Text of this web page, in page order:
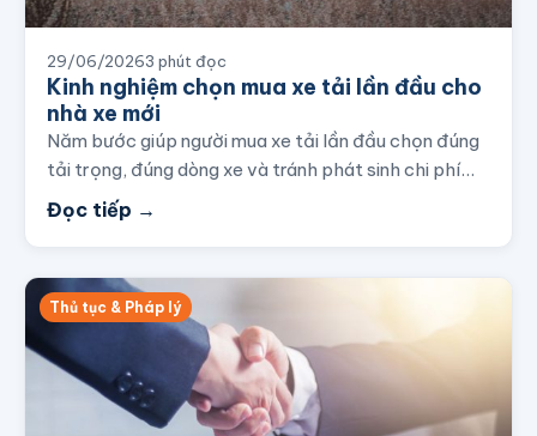
29/06/20263 phút đọc
Kinh nghiệm chọn mua xe tải lần đầu cho
nhà xe mới
Năm bước giúp người mua xe tải lần đầu chọn đúng
tải trọng, đúng dòng xe và tránh phát sinh chi phí…
Đọc tiếp →
Thủ tục & Pháp lý